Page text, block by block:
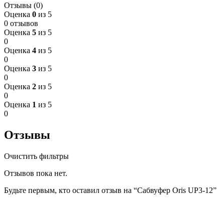
Отзывы (0)
Оценка 0 из 5
0 отзывов
Оценка 5 из 5
0
Оценка 4 из 5
0
Оценка 3 из 5
0
Оценка 2 из 5
0
Оценка 1 из 5
0
Отзывы
Очистить фильтры
Отзывов пока нет.
Будьте первым, кто оставил отзыв на “Сабвуфер Oris UP3-12”